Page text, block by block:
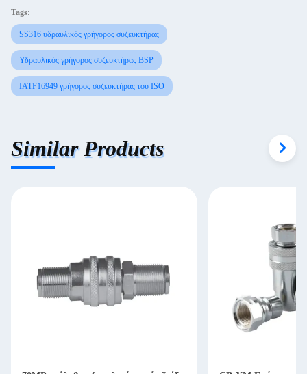
Tags:
SS316 υδραυλικός γρήγορος συζευκτήρας
Υδραυλικός γρήγορος συζευκτήρας BSP
IATF16949 γρήγορος συζευκτήρας του ISO
Similar Products